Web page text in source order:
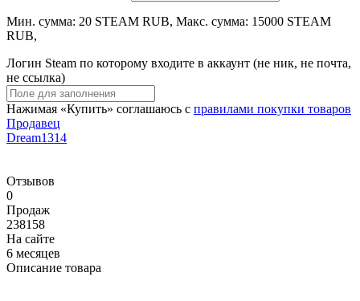
Мин. сумма: 20 STEAM RUB, Макс. сумма: 15000 STEAM
RUB,
Логин Steam по которому входите в аккаунт (не ник, не почта,
не ссылка)
Нажимая «Купить» соглашаюсь с правилами покупки товаров
Продавец
Dream1314
Отзывов
0
Продаж
238158
На сайте
6 месяцев
Описание товара